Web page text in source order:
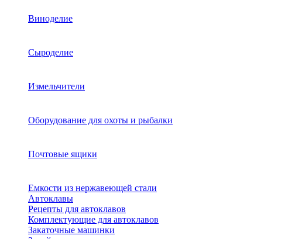
Виноделие
Сыроделие
Измельчители
Оборудование для охоты и рыбалки
Почтовые ящики
Емкости из нержавеющей стали
Автоклавы
Рецепты для автоклавов
Комплектующие для автоклавов
Закаточные машинки